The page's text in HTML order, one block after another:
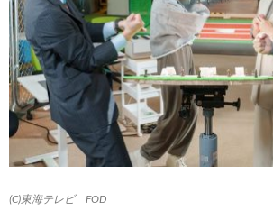
(C)東海テレビ FOD